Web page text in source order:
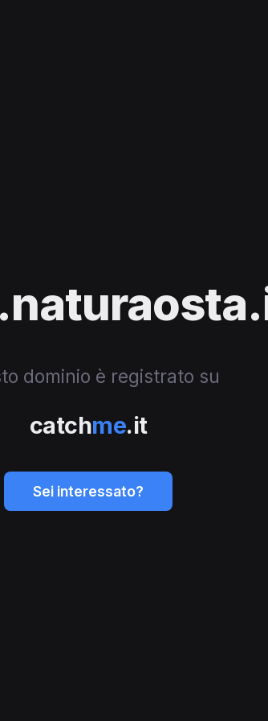
dominio è registrato su
catchme.it
Sei interessato?